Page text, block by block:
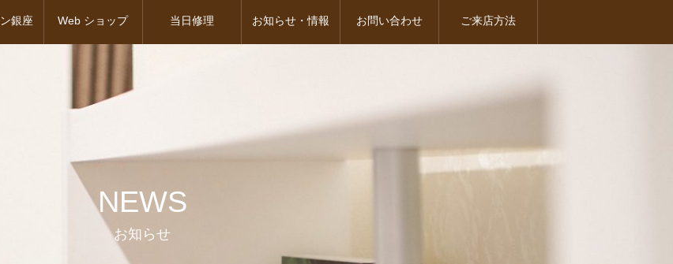
銀座 Web ショップ 当日修理 お知らせ・情報 お問い合わせ ご来店方法
NEWS
お知らせ